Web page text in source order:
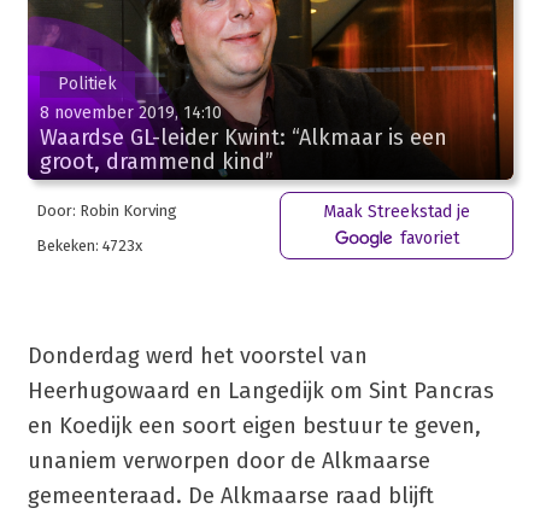
Politiek
8 november 2019, 14:10
Waardse GL-leider Kwint: “Alkmaar is een
groot, drammend kind”
Door: Robin Korving
Bekeken: 4723x
Maak Streekstad je
favoriet
Donderdag werd het voorstel van
Heerhugowaard en Langedijk om Sint Pancras
en Koedijk een soort eigen bestuur te geven,
unaniem verworpen door de Alkmaarse
gemeenteraad. De Alkmaarse raad blijft